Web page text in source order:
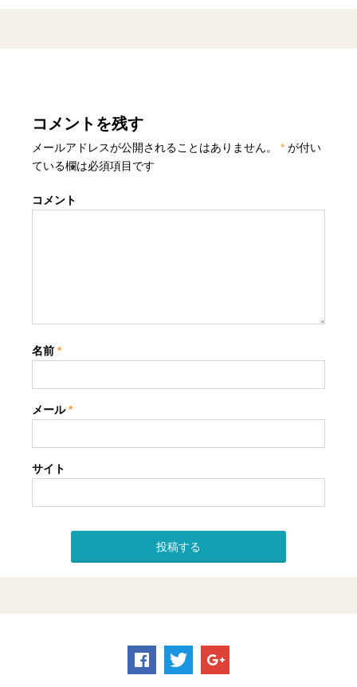
コメントを残す
メールアドレスが公開されることはありません。 * が付い
ている欄は必須項目です
コメント
名前*
メール*
サイト